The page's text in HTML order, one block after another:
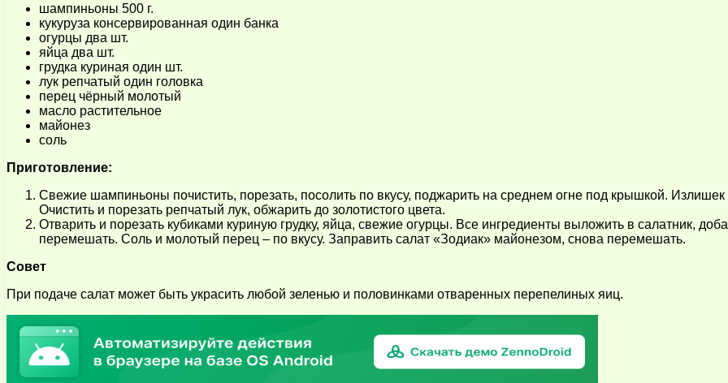
шампиньоны 500 г.
кукуруза консервированная один банка
огурцы два шт.
яйца два шт.
грудка куриная один шт.
лук репчатый один головка
перец чёрный молотый
масло растительное
майонез
соль
Приготовление:
Свежие шампиньоны почистить, порезать, посолить по вкусу, поджарить на среднем огне под крышкой.
Очистить и порезать репчатый лук, обжарить до золотистого цвета.
Отварить и порезать кубиками куриную грудку, яйца, свежие огурцы. Все ингредиенты выложить в салатник,
перемешать. Соль и молотый перец – по вкусу. Заправить салат «Зодиак» майонезом, снова перемешать.
Совет
При подаче салат может быть украсить любой зеленью и половинками отваренных перепелиных яиц.